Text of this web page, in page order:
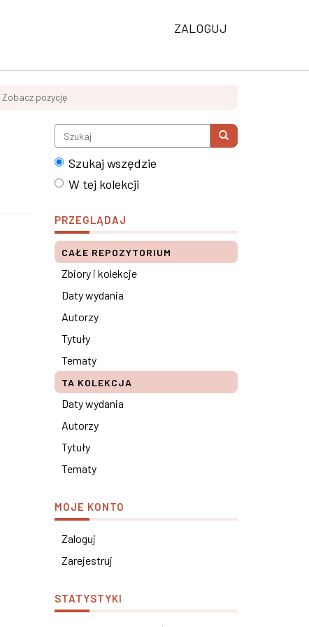
ZALOGUJ
Zobacz pozycję
Szukaj wszędzie
W tej kolekcji
PRZEGLĄDAJ
CAŁE REPOZYTORIUM
Zbiory i kolekcje
Daty wydania
Autorzy
Tytuły
Tematy
TA KOLEKCJA
Daty wydania
Autorzy
Tytuły
Tematy
MOJE KONTO
Zaloguj
Zarejestruj
STATYSTYKI